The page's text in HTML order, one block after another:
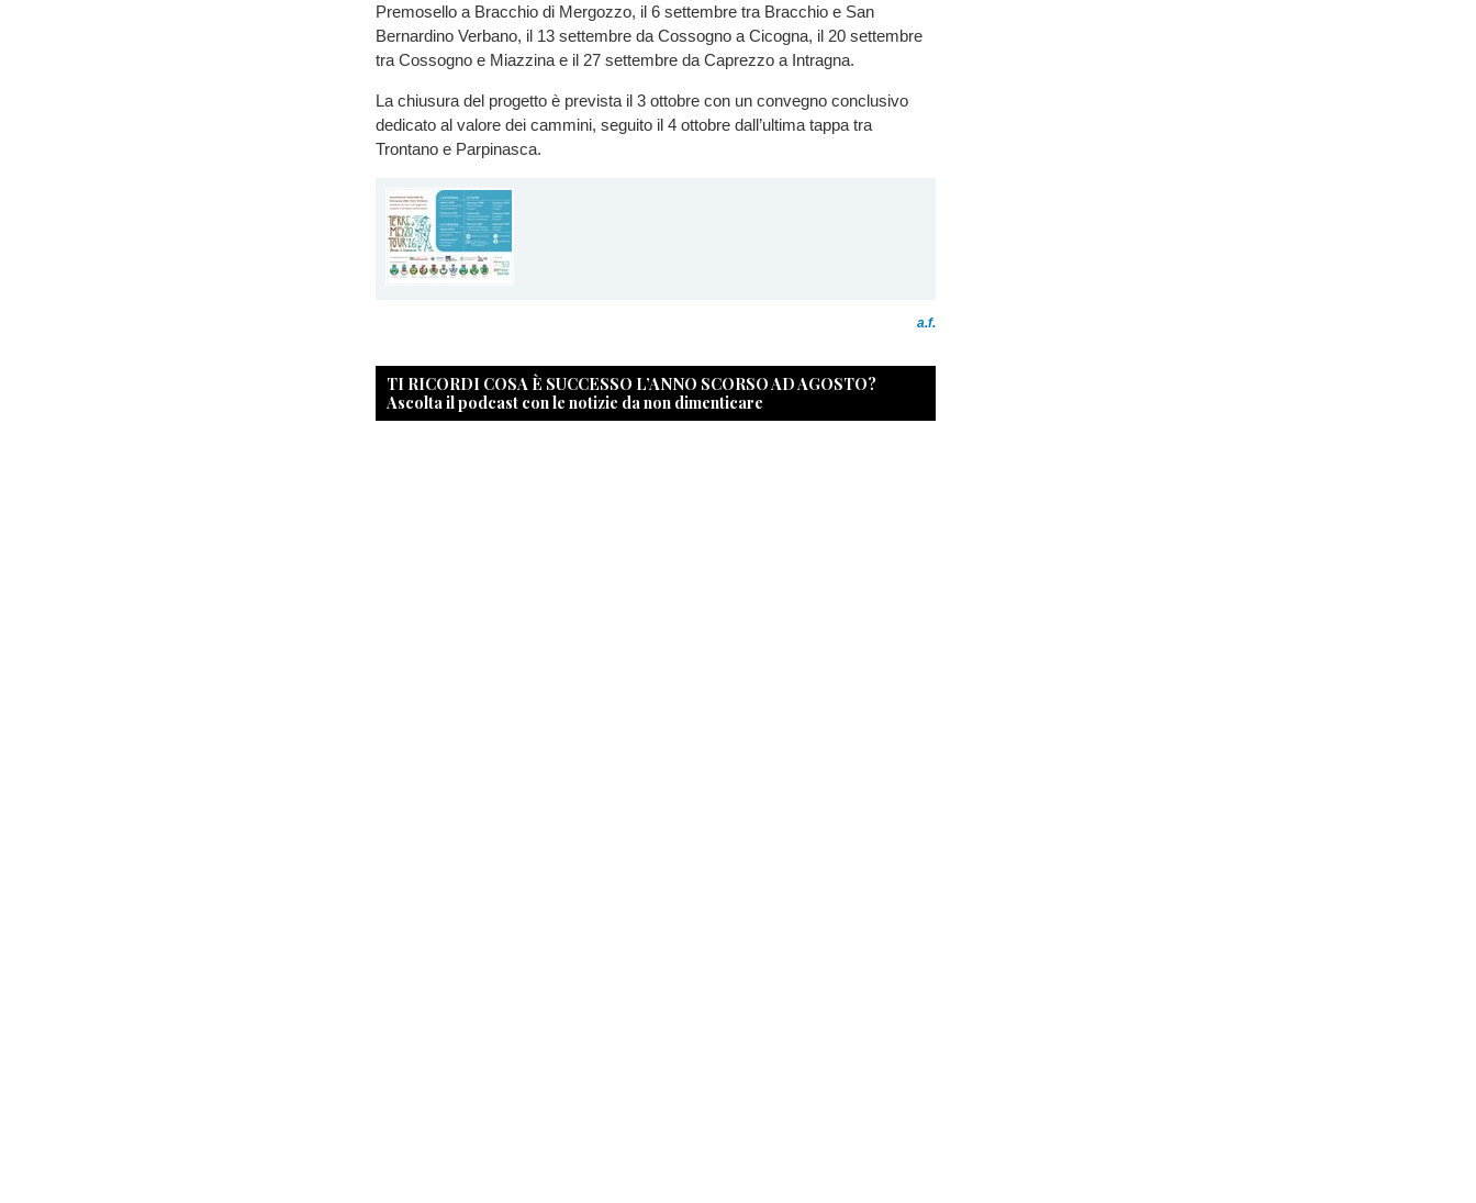
Premosello a Bracchio di Mergozzo, il 6 settembre tra Bracchio e San
Bernardino Verbano, il 13 settembre da Cossogno a Cicogna, il 20 settembre
tra Cossogno e Miazzina e il 27 settembre da Caprezzo a Intragna.
La chiusura del progetto è prevista il 3 ottobre con un convegno conclusivo
dedicato al valore dei cammini, seguito il 4 ottobre dall’ultima tappa tra
Trontano e Parpinasca.
a.f.
TI RICORDI COSA È SUCCESSO L’ANNO SCORSO AD AGOSTO?
Ascolta il podcast con le notizie da non dimenticare